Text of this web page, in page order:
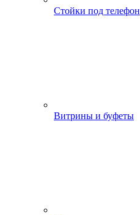
Стойки под телефон
Витрины и буфеты